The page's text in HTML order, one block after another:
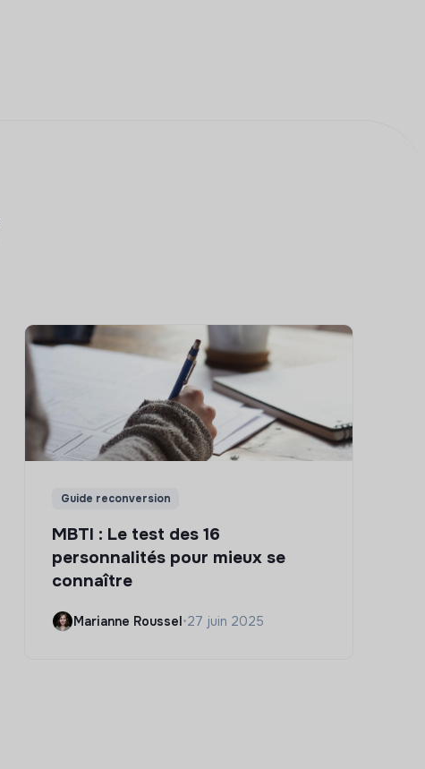
Guide reconversion
MBTI : Le test des 16
personnalités pour mieux se
connaître
Marianne Roussel•27 juin 2025